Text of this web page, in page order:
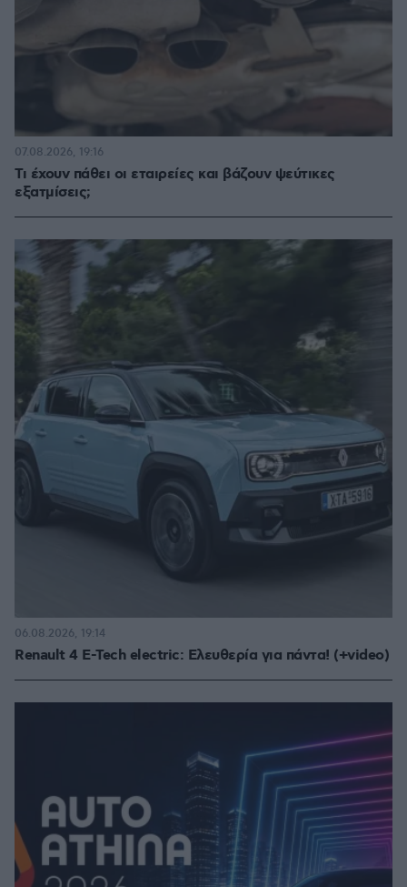
Τι έχουν πάθει οι εταιρείες και βάζουν ψεύτικες
εξατμίσεις;
07.08.2026, 19:16
Renault 4 E-Tech electric: Ελευθερία για πάντα! (+video)
06.08.2026, 19:14